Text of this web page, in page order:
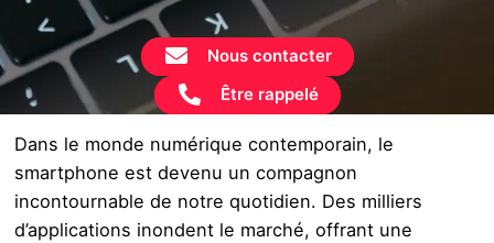
Nous contacter
Être rappelé
Dans le monde numérique contemporain, le
smartphone est devenu un compagnon
incontournable de notre quotidien. Des milliers
d’applications inondent le marché, offrant une